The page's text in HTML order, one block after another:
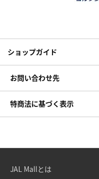
ショップガイド
お問い合わせ先
特商法に基づく表示
JAL Mallとは